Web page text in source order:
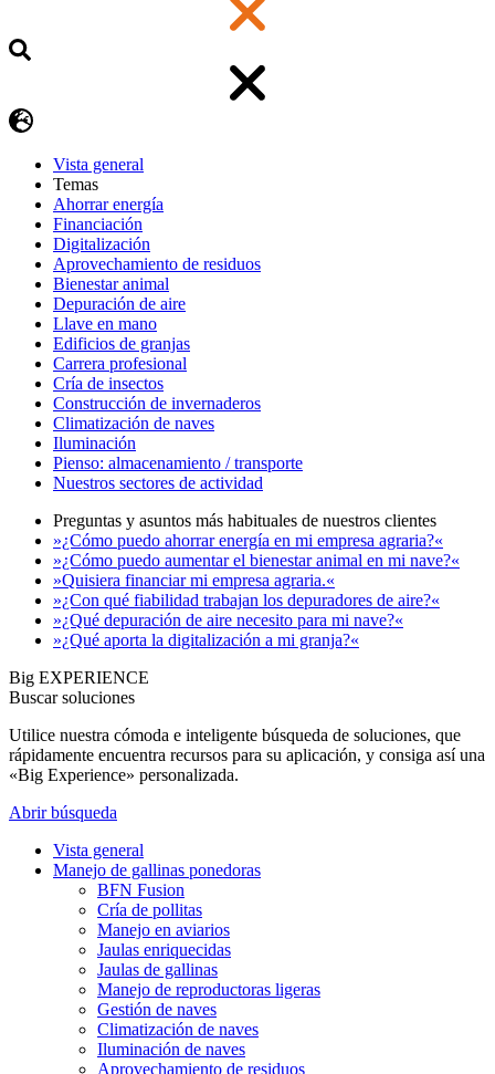
Vista general
Temas
Ahorrar energía
Financiación
Digitalización
Aprovechamiento de residuos
Bienestar animal
Depuración de aire
Llave en mano
Edificios de granjas
Carrera profesional
Cría de insectos
Construcción de invernaderos
Climatización de naves
Iluminación
Pienso: almacenamiento / transporte
Nuestros sectores de actividad
Preguntas y asuntos más habituales de nuestros clientes
»¿Cómo puedo ahorrar energía en mi empresa agraria?«
»¿Cómo puedo aumentar el bienestar animal en mi nave?«
»Quisiera financiar mi empresa agraria.«
»¿Con qué fiabilidad trabajan los depuradores de aire?«
»¿Qué depuración de aire necesito para mi nave?«
»¿Qué aporta la digitalización a mi granja?«
Big EXPERIENCE
Buscar soluciones
Utilice nuestra cómoda e inteligente búsqueda de soluciones, que
rápidamente encuentra recursos para su aplicación, y consiga así una
«Big Experience» personalizada.
Abrir búsqueda
Vista general
Manejo de gallinas ponedoras
BFN Fusion
Cría de pollitas
Manejo en aviarios
Jaulas enriquecidas
Jaulas de gallinas
Manejo de reproductoras ligeras
Gestión de naves
Climatización de naves
Iluminación de naves
Aprovechamiento de residuos